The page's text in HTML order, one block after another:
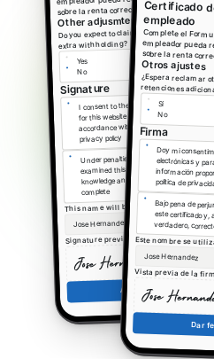
sobre la renta correcto de su salario.
Other adjusmtents
Do you expect to claim other income,
extra withholding?
Yes
No
Signature
I consent to the use of electronic signatures
for this website to store my provided
accordance with its
privacy policy
Under penalties of perjury, I declare that
examined this certificate and, to the
knowledge and belief, it is true, correct,
complete
This name will be used to sign the
Jose Hernandez
Signature preview
Accept and continue
empleado
sobre la renta
Otros ajustes
retenciones
Sí
No
Firma
política de
verdadero,
Este nombre se
Jose Hernandez
Vista previa de la
Dar